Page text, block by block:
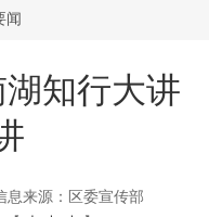
闻
知行大讲
息来源：区委宣传部